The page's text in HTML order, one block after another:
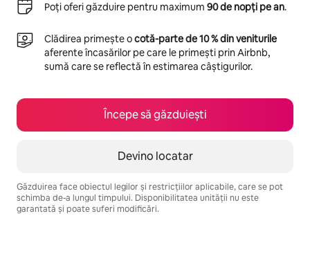
Poți oferi găzduire pentru maximum 90 de nopți pe an.
Clădirea primește ocotă-parte de 10 % din veniturile
aferente încasărilor pe care le primești prin Airbnb,
sumă care se reflectă în estimarea câștigurilor.
Începe să găzduiești
Devino locatar
Găzduirea face obiectul legilor și restricțiilor aplicabile, care se pot
schimba de-a lungul timpului. Disponibilitatea unității nu este
garantată și poate suferi modificări.